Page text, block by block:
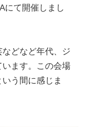
にて開催しまし
どなど年代、ジ
ます。この会場
う間に感じま